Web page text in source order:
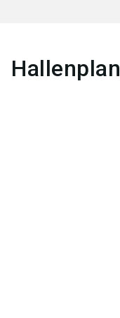
Hallenplan